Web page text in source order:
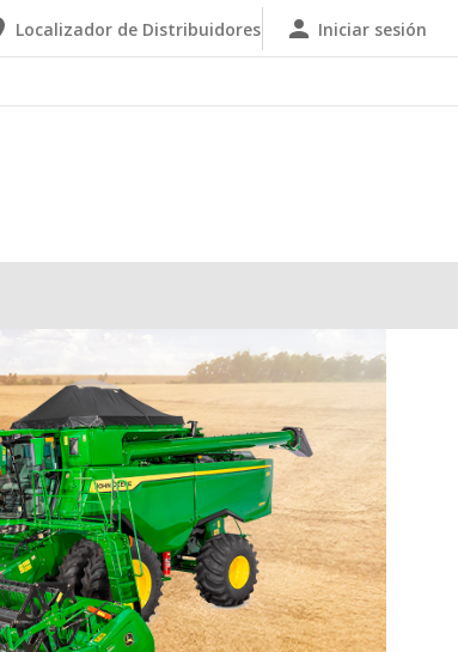
Localizador de Distribuidores Iniciar sesión